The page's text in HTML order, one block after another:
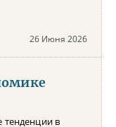
26 Июня 2026
тенденции в